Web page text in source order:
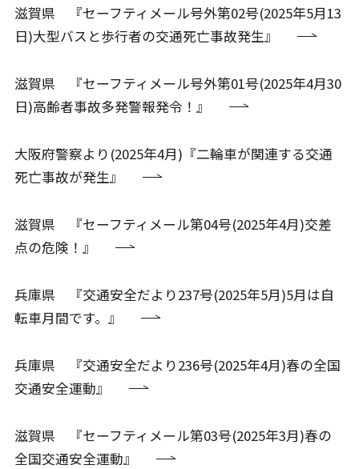
滋賀県 『セーフティメール号外第02号(2025年5月13
日)大型バスと歩行者の交通死亡事故発生』
滋賀県 『セーフティメール号外第01号(2025年4月30
日)高齢者事故多発警報発令！』
大阪府警察より(2025年4月)『二輪車が関連する交通
死亡事故が発生』
滋賀県 『セーフティメール第04号(2025年4月)交差
点の危険！』
兵庫県 『交通安全だより237号(2025年5月)5月は自
転車月間です。』
兵庫県 『交通安全だより236号(2025年4月)春の全国
交通安全運動』
滋賀県 『セーフティメール第03号(2025年3月)春の
全国交通安全運動』